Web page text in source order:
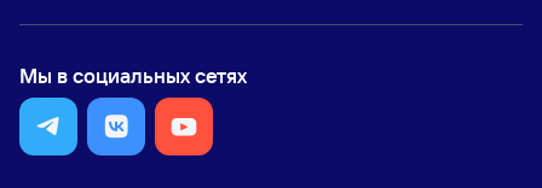
Мы в социальных сетях